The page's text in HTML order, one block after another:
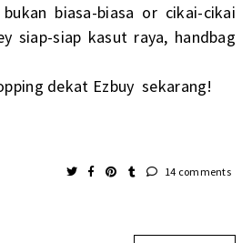
biasa-biasa or cikai-cikai
siap-siap kasut raya, handbag
dekat Ezbuy sekarang!
14 comments